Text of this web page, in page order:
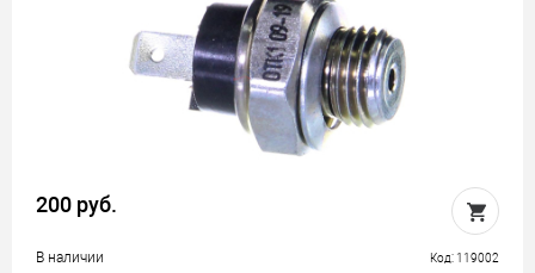
200 руб.
В наличии Код: 119002